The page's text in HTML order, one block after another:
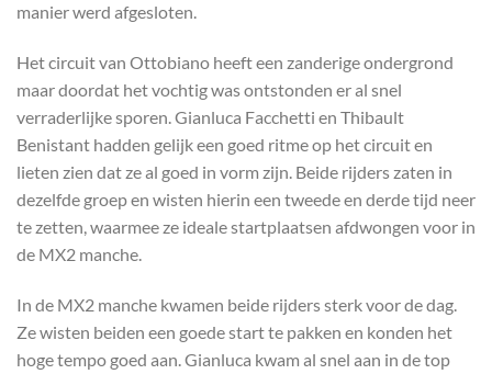
manier werd afgesloten.
Het circuit van Ottobiano heeft een zanderige ondergrond
maar doordat het vochtig was ontstonden er al snel
verraderlijke sporen. Gianluca Facchetti en Thibault
Benistant hadden gelijk een goed ritme op het circuit en
lieten zien dat ze al goed in vorm zijn. Beide rijders zaten in
dezelfde groep en wisten hierin een tweede en derde tijd neer
te zetten, waarmee ze ideale startplaatsen afdwongen voor in
de MX2 manche.
In de MX2 manche kwamen beide rijders sterk voor de dag.
Ze wisten beiden een goede start te pakken en konden het
hoge tempo goed aan. Gianluca kwam al snel aan in de top